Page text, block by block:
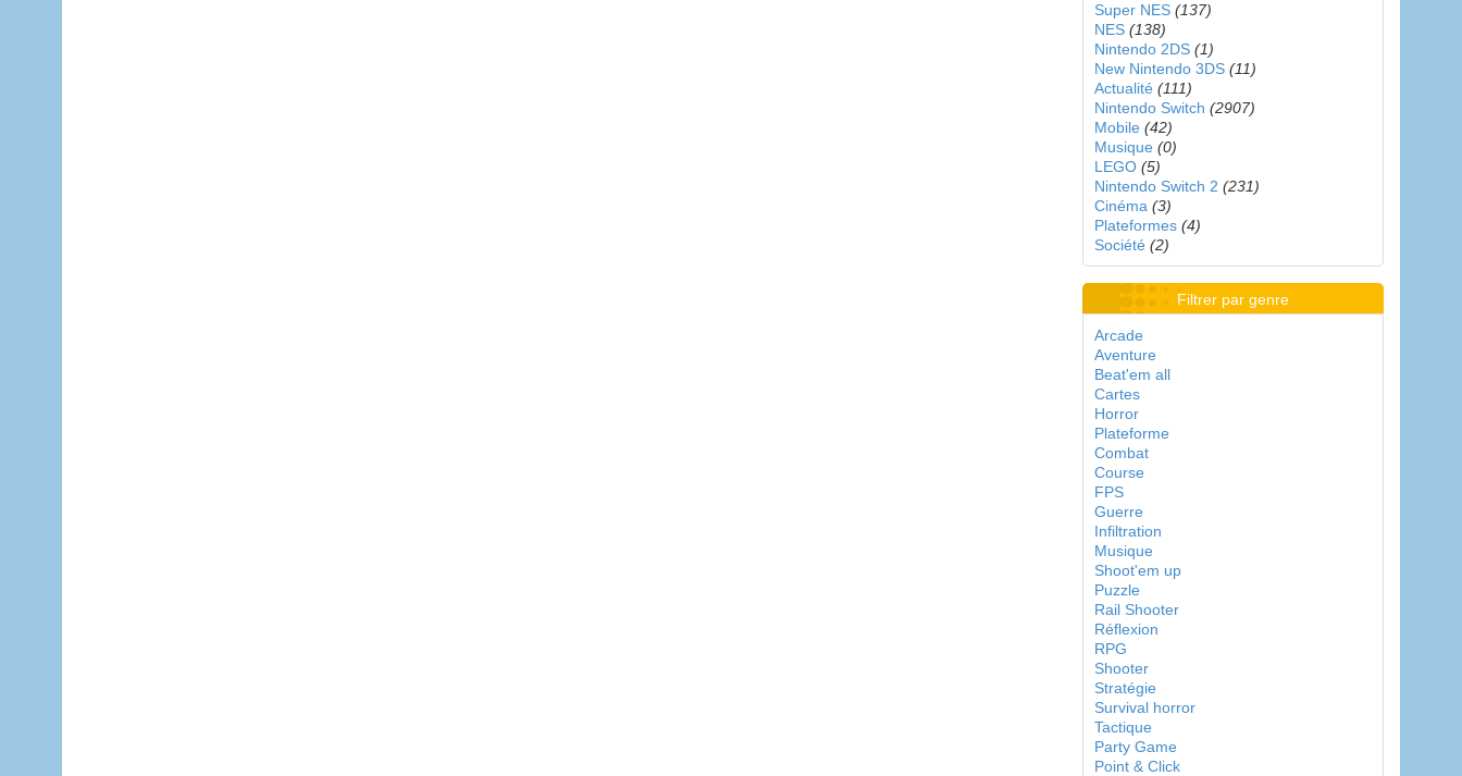
Super NES (137)
NES (138)
Nintendo 2DS (1)
New Nintendo 3DS (11)
Actualité (111)
Nintendo Switch (2907)
Mobile (42)
Musique (0)
LEGO (5)
Nintendo Switch 2 (231)
Cinéma (3)
Plateformes (4)
Société (2)
Filtrer par genre
Arcade
Aventure
Beat'em all
Cartes
Horror
Plateforme
Combat
Course
FPS
Guerre
Infiltration
Musique
Shoot'em up
Puzzle
Rail Shooter
Réflexion
RPG
Shooter
Stratégie
Survival horror
Tactique
Party Game
Point & Click